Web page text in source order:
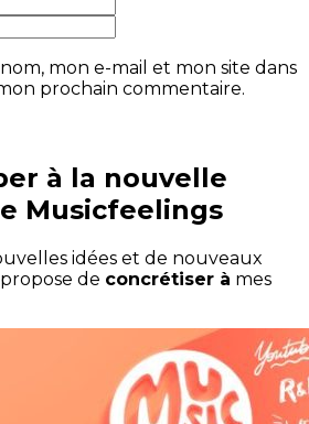
mon e-mail et mon site dans
prochain commentaire.
à la nouvelle
Musicfeelings
idées et de nouveaux
de concrétiser à mes